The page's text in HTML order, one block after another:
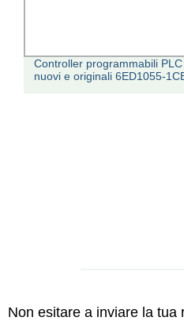
Controller programmabili
nuovi e originali 6ED1055-
Non esitare a inviare la tua